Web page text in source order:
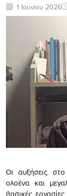
1 Ιουνίου 2026
Οι αυξήσεις
ολοένα και
βασικές